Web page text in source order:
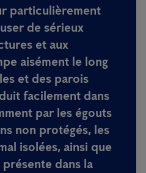
particulièrement
de sérieux
et aux
aisément le long
et des parois
facilement dans
par les égouts
non protégés, les
isolées, ainsi que
dans la